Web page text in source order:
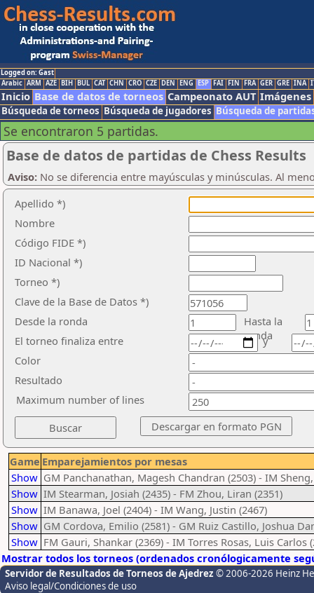
Logged on: Gast
Arabic ARM AZE BIH BUL CAT CHN CRO CZE DEN ENG ESP FAI FIN FRA GER GRE INA
Inicio Base de datos de torneos Campeonato AUT Imágenes
Búsqueda de torneos Búsqueda de jugadores Búsqueda de
Se encontraron 5 partidas.
Base de datos de partidas de Chess Results
Aviso: No se diferencia entre mayúsculas y minúsculas. Al
Apellido *)
Nombre
Código FIDE *)
ID Nacional *)
Torneo *)
Clave de la Base de Datos *)
Desde la ronda
Hasta la
ronda
El torneo finaliza entre
Color
Resultado
y
Maximum number of lines
Game Emparejamientos por mesas
Show GM Panchanathan, Magesh Chandran (2503) - IM
Show IM Stearman, Josiah (2435) - FM Zhou, Liran (2351)
Show IM Banawa, Joel (2404) - IM Wang, Justin (2467)
Show GM Cordova, Emilio (2581) - GM Ruiz Castillo, Joshua
Show FM Gauri, Shankar (2369) - IM Torres Rosas, Luis Carlos
Mostrar todos los torneos (ordenados cronólogicamente
Servidor de Resultados de Torneos de Ajedrez © 2006-2026 Heinz
Aviso legal/Condiciones de uso